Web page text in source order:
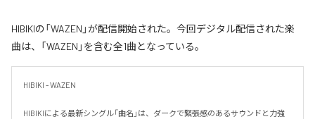
HIBIKIの「WAZEN」が配信開始された。今回デジタル配信された楽
曲は、「WAZEN」を含む全1曲となっている。
HIBIKI - WAZEN
HIBIKIによる最新シングル「曲名」は、ダークで緊張感のあるサウンドと力強